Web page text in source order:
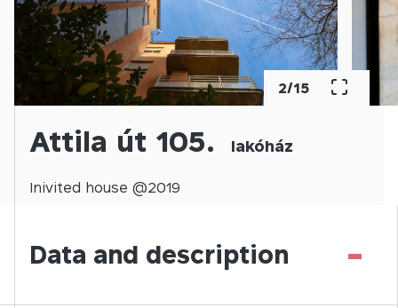
2/15
Attila út 105. lakóház
Inivited house @2019
Data and description -